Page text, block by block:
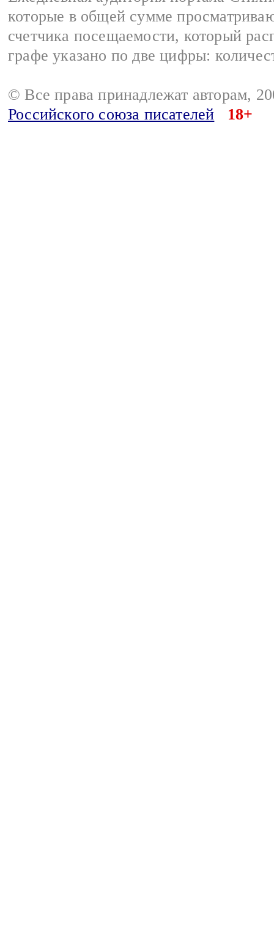
которые в общей сумме
счетчика посещаемости, который
графе указано по две цифры:
© Все права принадлежат авторам,
Российского союза писателей
18+